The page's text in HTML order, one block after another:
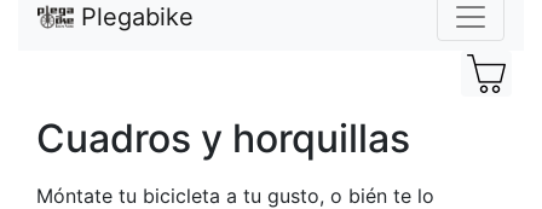
Plegabike
Cuadros y horquillas
Móntate tu bicicleta a tu gusto, o bién te lo